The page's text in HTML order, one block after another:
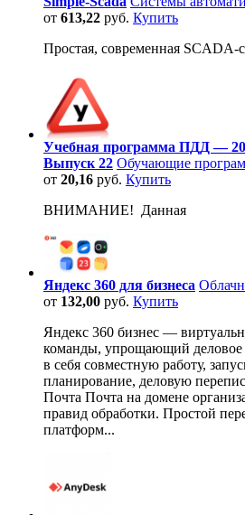
от 613,22 руб. Купить
Простая, современная SCADA-
Учебная программа ПДД —
Выпуск 22 Обучающие
от 20,16 руб. Купить
ВНИМАНИЕ! Данная
Яндекс 360 для бизнеса
от 132,00 руб. Купить
Яндекс 360 бизнес —
команды, упрощающий
в себя совместную работу,
планирование, деловую
Почта Почта на домене
правид обработки. Простой
платформ...